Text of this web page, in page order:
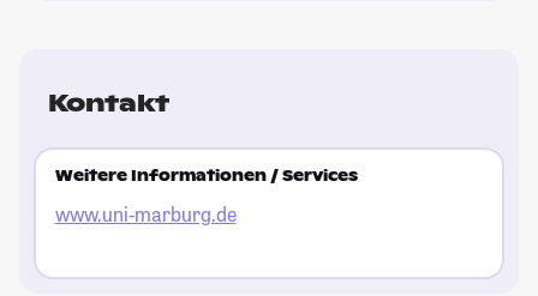
Kontakt
Weitere Informationen / Services
www.uni-marburg.de